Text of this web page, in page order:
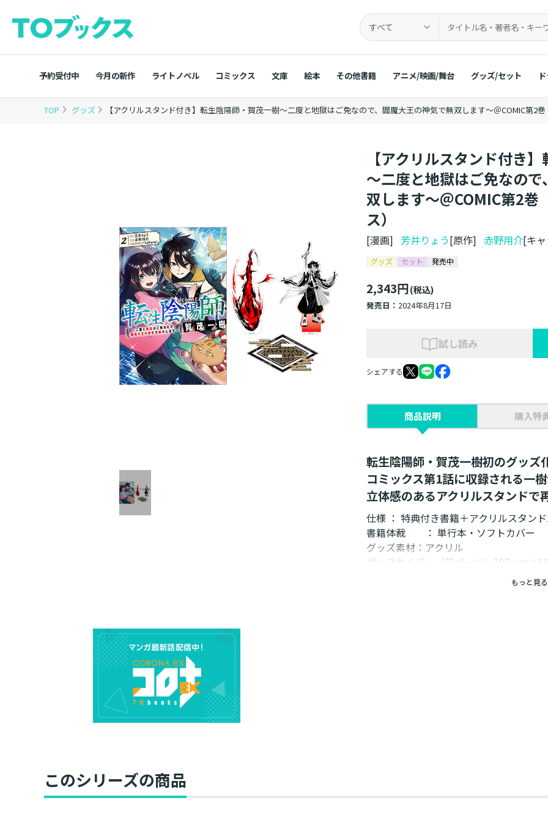
すべて
予約受付中 今月の新作 ライトノベル コミックス 文庫 絵本 その他書籍 アニメ/映画/舞台 グッズ/セット
TOP グッズ 【アクリルスタンド付き】転生陰陽師・賀茂一樹～二度と地獄はご免なので、閻魔大王の神気で無双します～＠COMIC第2巻
【アクリルスタンド付き
～二度と地獄はご免なの
双します～＠COMIC第2巻
ス）
[漫画] 芳井りょう[原作]赤野用介[キ
グッズ セット 発売中
2,343円(税込)
発売日：2024年8月17日
試し読み
シェアする
商品説明 購入特
転生陰陽師・賀茂一樹初のグッズ
コミックス第1話に収録される一
立体感のあるアクリルスタンドで
仕様 ： 特典付き書籍＋アクリルスタン
書籍体裁 ： 単行本・ソフトカバー
グッズ素材：アクリル
グッズサイズ：（前パーツ）
110mm×75mm以内／（台座）縦40×横
もっと見る
このシリーズの商品